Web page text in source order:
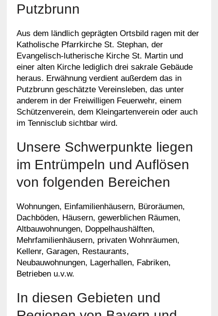
Putzbrunn
Aus dem ländlich geprägten Ortsbild ragen mit der
Katholische Pfarrkirche St. Stephan, der
Evangelisch-lutherische Kirche St. Martin und
einer alten Kirche lediglich drei sakrale Gebäude
heraus. Erwähnung verdient außerdem das in
Putzbrunn geschätzte Vereinsleben, das unter
anderem in der Freiwilligen Feuerwehr, einem
Schützenverein, dem Kleingartenverein oder auch
im Tennisclub sichtbar wird.
Unsere Schwerpunkte liegen
im Entrümpeln und Auflösen
von folgenden Bereichen
Wohnungen, Einfamilienhäusern, Büroräumen,
Dachböden, Häusern, gewerblichen Räumen,
Altbauwohnungen, Doppelhaushälften,
Mehrfamilienhäusern, privaten Wohnräumen,
Kellenr, Garagen, Restaurants,
Neubauwohnungen, Lagerhallen, Fabriken,
Betrieben u.v.w.
In diesen Gebieten und